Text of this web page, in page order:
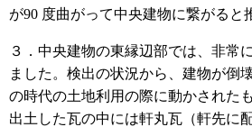
が90 度曲がって中央建物に繋がると
３．中央建物の東縁辺部では、非常
ました。検出の状況から、建物が倒
の時代の土地利用の際に動かされた
出土した瓦の中には軒丸瓦（軒先に